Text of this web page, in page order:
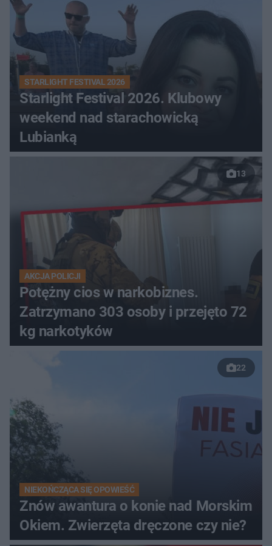
STARLIGHT FESTIVAL 2026
Starlight Festival 2026. Klubowy
weekend nad starachowicką
Lubianką
13
AKCJA POLICJI
Potężny cios w narkobiznes.
Zatrzymano 303 osoby i przejęto 72
kg narkotyków
22
NIEKOŃCZĄCA SIĘ OPOWIEŚĆ
Znów awantura o konie nad Morskim
Okiem. Zwierzęta dręczone czy nie?